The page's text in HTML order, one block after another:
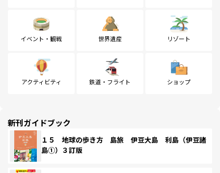
イベント・観戦 世界遺産 リゾート
アクティビティ 鉄道・フライト ショップ
新刊ガイドブック
１５ 地球の歩き方 島旅 伊豆大島 利島（伊豆諸
島①）３訂版